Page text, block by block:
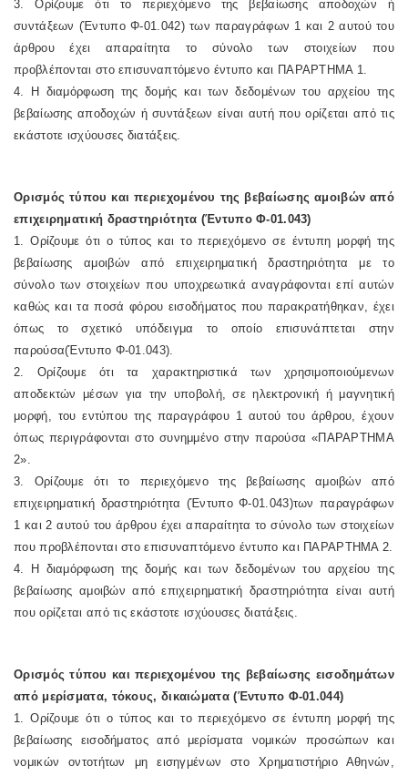
3. Ορίζουμε ότι το περιεχόμενο της βεβαίωσης αποδοχών ή
συντάξεων (Έντυπο Φ-01.042) των παραγράφων 1 και 2 αυτού του
άρθρου έχει απαραίτητα το σύνολο των στοιχείων που
προβλέπονται στο επισυναπτόμενο έντυπο και ΠΑΡΑΡΤΗΜΑ 1.
4. Η διαμόρφωση της δομής και των δεδομένων του αρχείου της
βεβαίωσης αποδοχών ή συντάξεων είναι αυτή που ορίζεται από τις
εκάστοτε ισχύουσες διατάξεις.
Ορισμός τύπου και περιεχομένου της βεβαίωσης αμοιβών από
επιχειρηματική δραστηριότητα (Έντυπο Φ-01.043)
1. Ορίζουμε ότι ο τύπος και το περιεχόμενο σε έντυπη μορφή της
βεβαίωσης αμοιβών από επιχειρηματική δραστηριότητα με το
σύνολο των στοιχείων που υποχρεωτικά αναγράφονται επί αυτών
καθώς και τα ποσά φόρου εισοδήματος που παρακρατήθηκαν, έχει
όπως το σχετικό υπόδειγμα το οποίο επισυνάπτεται στην
παρούσα(Έντυπο Φ-01.043).
2. Ορίζουμε ότι τα χαρακτηριστικά των χρησιμοποιούμενων
αποδεκτών μέσων για την υποβολή, σε ηλεκτρονική ή μαγνητική
μορφή, του εντύπου της παραγράφου 1 αυτού του άρθρου, έχουν
όπως περιγράφονται στο συνημμένο στην παρούσα «ΠΑΡΑΡΤΗΜΑ
2».
3. Ορίζουμε ότι το περιεχόμενο της βεβαίωσης αμοιβών από
επιχειρηματική δραστηριότητα (Έντυπο Φ-01.043)των παραγράφων
1 και 2 αυτού του άρθρου έχει απαραίτητα το σύνολο των στοιχείων
που προβλέπονται στο επισυναπτόμενο έντυπο και ΠΑΡΑΡΤΗΜΑ 2.
4. Η διαμόρφωση της δομής και των δεδομένων του αρχείου της
βεβαίωσης αμοιβών από επιχειρηματική δραστηριότητα είναι αυτή
που ορίζεται από τις εκάστοτε ισχύουσες διατάξεις.
Ορισμός τύπου και περιεχομένου της βεβαίωσης εισοδημάτων
από μερίσματα, τόκους, δικαιώματα (Έντυπο Φ-01.044)
1. Ορίζουμε ότι ο τύπος και το περιεχόμενο σε έντυπη μορφή της
βεβαίωσης εισοδήματος από μερίσματα νομικών προσώπων και
νομικών οντοτήτων μη εισηγμένων στο Χρηματιστήριο Αθηνών,